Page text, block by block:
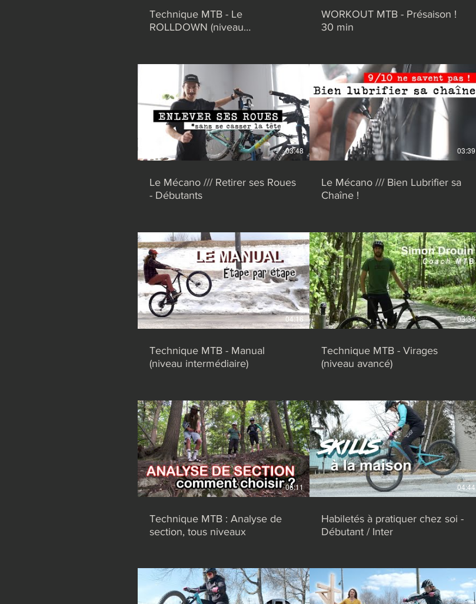
Technique MTB - Le
ROLLDOWN (niveau
WORKOUT MTB - Présaison !
30 min
03:48
Le Mécano /// Retirer ses Roues
- Débutants
03:39
Le Mécano /// Bien Lubrifier sa
Chaîne !
04:16
Technique MTB - Manual
(niveau intermédiaire)
03:38
Technique MTB - Virages
(niveau avancé)
06:11
Technique MTB : Analyse de
section, tous niveaux
04:44
Habiletés à pratiquer chez soi -
Débutant / Inter